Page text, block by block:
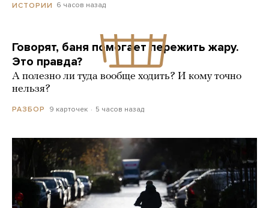
ИСТОРИИ 6 часов назад
Говорят, баня помогает пережить жару.
Это правда?
А полезно ли туда вообще ходить? И кому точно
нельзя?
РАЗБОР 9 карточек 5 часов назад